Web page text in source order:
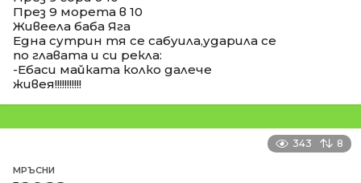
През 9 морета в 10
Живеела баба Яга
Една сутрин тя се сабуила,ударила се
по главата и си рекла:
-Ебаси майката колко далече
живея!!!!!!!!!!!
343 8
МРЪСНИ